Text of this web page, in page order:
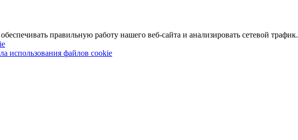
правильную работу нашего веб-сайта и анализировать сетевой трафик.
использования файлов cookie